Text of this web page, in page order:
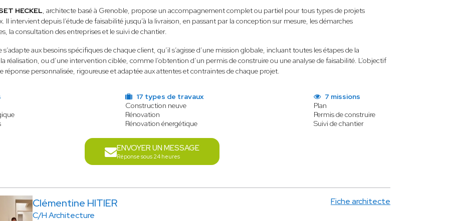
HECKEL, architecte basé à Grenoble, propose un accompagnement complet ou partiel pour tous types de projets
Il intervient depuis l’étude de faisabilité jusqu’à la livraison, en passant par la conception sur mesure, les démarches
la consultation des entreprises et le suivi de chantier.
aux besoins spécifiques de chaque client, qu’il s’agisse d’une mission globale, incluant toutes les étapes de la
réalisation, ou d’une intervention ciblée, comme l’obtention d’un permis de construire ou une analyse de faisabilité. L’objectif
réponse personnalisée, rigoureuse et adaptée aux attentes et contraintes de chaque projet.
17 types de travaux
Construction neuve
Rénovation
Rénovation énergétique
7 missions
Plan
Permis de construire
Suivi de chantier
ENVOYER UN MESSAGE
Réponse sous 24 heures
Clémentine HITIER
C/H Architecture
Fiche architecte